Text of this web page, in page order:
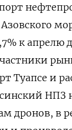
к апрелю
Туапсе и
НПЗ
дронов, в